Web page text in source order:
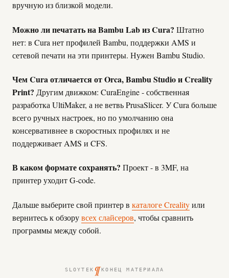
вручную из близкой модели.
Можно ли печатать на Bambu Lab из Cura? Штатно
нет: в Cura нет профилей Bambu, поддержки AMS и
сетевой печати на эти принтеры. Нужен Bambu Studio.
Чем Cura отличается от Orca, Bambu Studio и Creality
Print? Другим движком: CuraEngine - собственная
разработка UltiMaker, а не ветвь PrusaSlicer. У Cura больше
всего ручных настроек, но по умолчанию она
консервативнее в скоростных профилях и не
поддерживает AMS и CFS.
В каком формате сохранять? Проект - в 3MF, на
принтер уходит G-code.
Дальше выберите свой принтер в каталоге Crealityили
вернитесь к обзорувсех слайсеров, чтобы сравнить
программы между собой.
SLOYTEK ¶КОНЕЦ МАТЕРИАЛА